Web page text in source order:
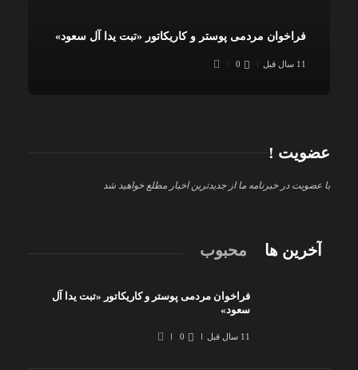
فراخوان مردمی پوستر و کاریکاتور «تبت یدا آل سعود»
11 سال قبل 0
عضویت !
با عضویت در خبرنامه ما از جدیدترین اخبار مطلع خواهید شد
آخرین ها محبوب
فراخوان مردمی پوستر و کاریکاتور «تبت یدا آل
سعود»
11 سال قبل 0